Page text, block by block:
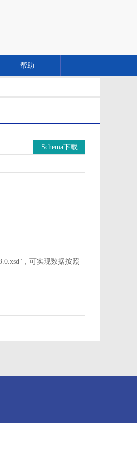
帮助
Schema下载
，可实现数据按照